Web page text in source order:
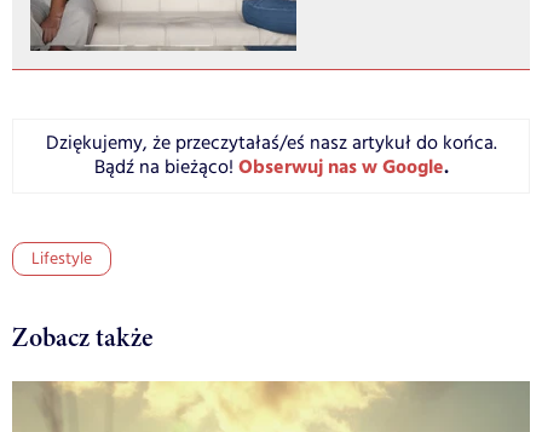
Dziękujemy, że przeczytałaś/eś nasz artykuł do końca.
Bądź na bieżąco! Obserwuj nas w Google.
Lifestyle
Zobacz także